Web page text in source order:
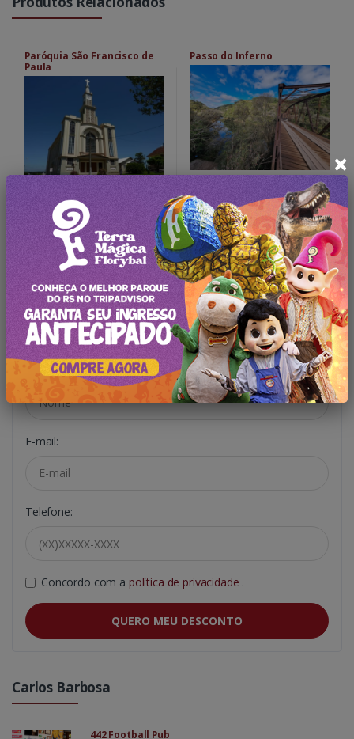
Paróquia São Francisco de
Paula
Saiba Mais
Passo do Inferno
Saiba Mais
Oferta Exclusiva!
Só é necessário se inscrever em nosso portal
Nome:
E-mail:
Telefone:
Concordo com a política de privacidade .
QUERO MEU DESCONTO
Carlos Barbosa
442 Football Pub
×